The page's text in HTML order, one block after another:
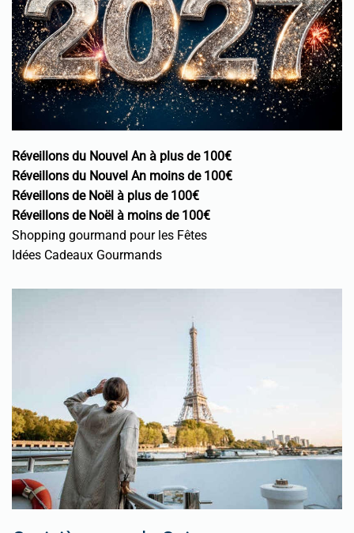
Réveillons du Nouvel An à plus de 100€
Réveillons du Nouvel An moins de 100€
Réveillons de Noël à plus de 100€
Réveillons de Noël à moins de 100€
Shopping gourmand pour les Fêtes
Idées Cadeaux Gourmands